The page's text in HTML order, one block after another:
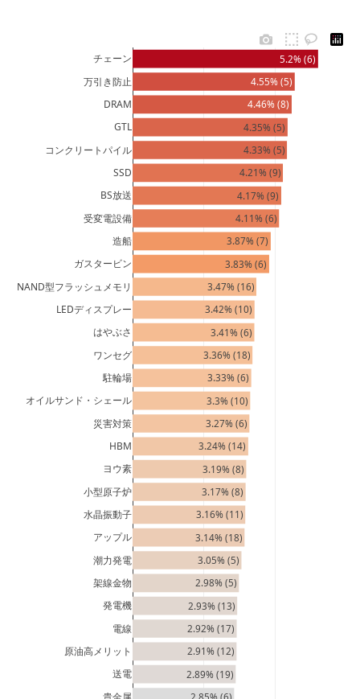
2.89% (19)
2.91% (12)
2.92% (17)
2.93% (13)
2.98% (5)
3.05% (5)
3.14% (18)
3.16% (11)
3.17% (8)
3.19% (8)
3.24% (14)
3.27% (6)
3.3% (10)
3.33% (6)
3.36% (18)
3.41% (6)
3.42% (10)
3.47% (16)
3.83% (6)
3.87% (7)
4.11% (6)
4.17% (9)
4.21% (9)
4.33% (5)
4.35% (5)
4.46% (8)
4.55% (5)
5.2% (6)
送電
原油高メリット
電線
発電機
架線金物
潮力発電
アップル
水晶振動子
小型原子炉
ヨウ素
HBM
災害対策
オイルサンド・シェール
駐輪場
ワンセグ
はやぶさ
LEDディスプレー
NAND型フラッシュメモリ
ガスタービン
造船
受変電設備
BS放送
SSD
コンクリートパイル
GTL
DRAM
万引き防止
チェーン